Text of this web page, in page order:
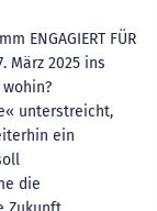
ENGAGIERT FÜR
März 2025 ins
unterstreicht,
ein
die